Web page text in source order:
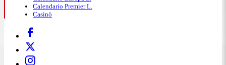
Calendario Premier L.
Casinò